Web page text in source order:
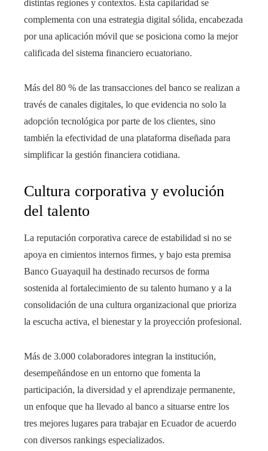
distintas regiones y contextos. Esta capilaridad se
complementa con una estrategia digital sólida, encabezada
por una aplicación móvil que se posiciona como la mejor
calificada del sistema financiero ecuatoriano.
Más del 80 % de las transacciones del banco se realizan a
través de canales digitales, lo que evidencia no solo la
adopción tecnológica por parte de los clientes, sino
también la efectividad de una plataforma diseñada para
simplificar la gestión financiera cotidiana.
Cultura corporativa y evolución
del talento
La reputación corporativa carece de estabilidad si no se
apoya en cimientos internos firmes, y bajo esta premisa
Banco Guayaquil ha destinado recursos de forma
sostenida al fortalecimiento de su talento humano y a la
consolidación de una cultura organizacional que prioriza
la escucha activa, el bienestar y la proyección profesional.
Más de 3.000 colaboradores integran la institución,
desempeñándose en un entorno que fomenta la
participación, la diversidad y el aprendizaje permanente,
un enfoque que ha llevado al banco a situarse entre los
tres mejores lugares para trabajar en Ecuador de acuerdo
con diversos rankings especializados.